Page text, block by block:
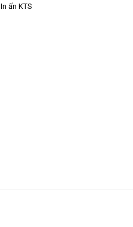
In ấn KTS